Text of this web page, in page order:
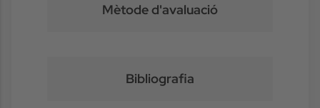
Mètode d'avaluació
Bibliografia